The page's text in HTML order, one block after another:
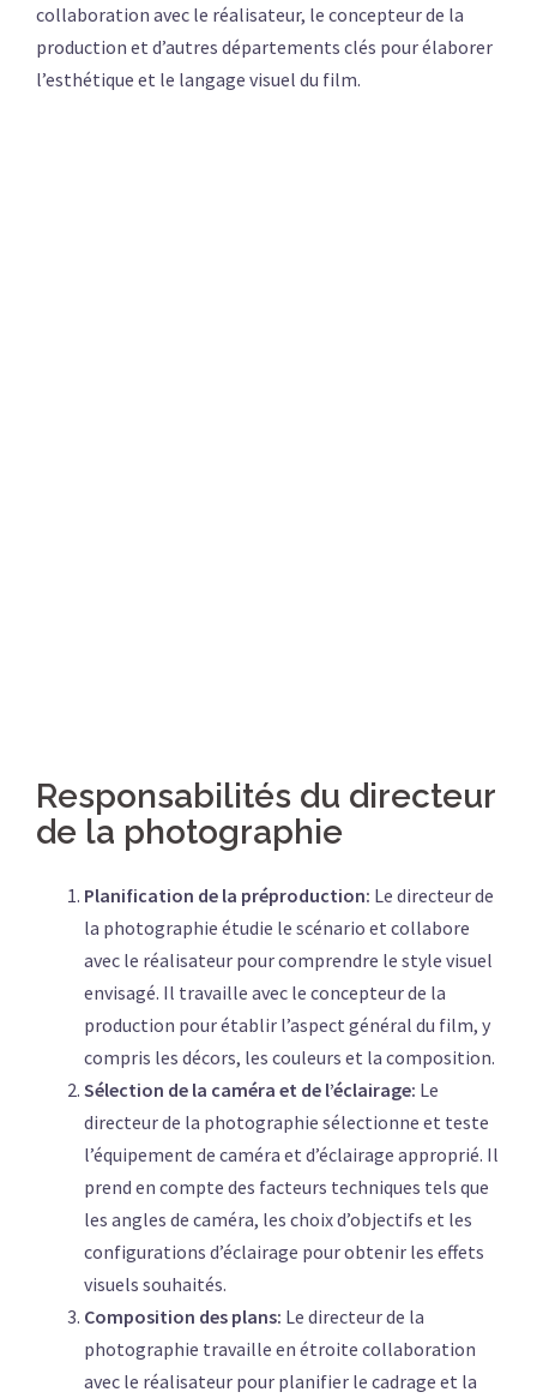
collaboration avec le réalisateur, le concepteur de la
production et d’autres départements clés pour élaborer
l’esthétique et le langage visuel du film.
Responsabilités du directeur
de la photographie
Planification de la préproduction: Le directeur de
la photographie étudie le scénario et collabore
avec le réalisateur pour comprendre le style visuel
envisagé. Il travaille avec le concepteur de la
production pour établir l’aspect général du film, y
compris les décors, les couleurs et la composition.
Sélection de la caméra et de l’éclairage: Le
directeur de la photographie sélectionne et teste
l’équipement de caméra et d’éclairage approprié. Il
prend en compte des facteurs techniques tels que
les angles de caméra, les choix d’objectifs et les
configurations d’éclairage pour obtenir les effets
visuels souhaités.
Composition des plans: Le directeur de la
photographie travaille en étroite collaboration
avec le réalisateur pour planifier le cadrage et la